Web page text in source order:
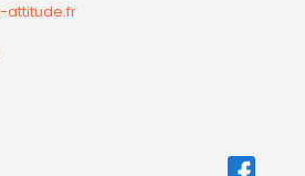
attitude.fr